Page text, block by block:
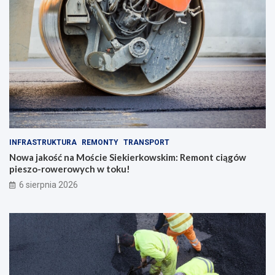
INFRASTRUKTURA REMONTY TRANSPORT
Nowa jakość na Moście Siekierkowskim: Remont ciągów
pieszo-rowerowych w toku!
6 sierpnia 2026